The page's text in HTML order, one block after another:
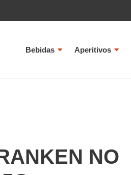
Bebidas Aperitivos
NO